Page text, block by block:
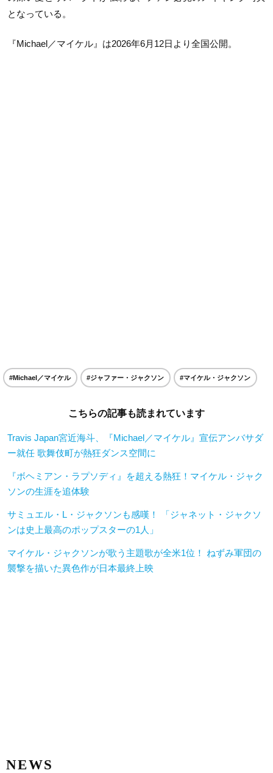
となっている。
『Michael／マイケル』は2026年6月12日より全国公開。
#Michael／マイケル #ジャファー・ジャクソン #マイケル・ジャクソン
こちらの記事も読まれています
Travis Japan宮近海斗、『Michael／マイケル』宣伝アンバサダ
ー就任 歌舞伎町が熱狂ダンス空間に
『ボヘミアン・ラプソディ』を超える熱狂！マイケル・ジャク
ソンの生涯を追体験
サミュエル・L・ジャクソンも感嘆！ 「ジャネット・ジャクソ
ンは史上最高のポップスターの1人」
マイケル・ジャクソンが歌う主題歌が全米1位！ ねずみ軍団の
襲撃を描いた異色作が日本最終上映
NEWS